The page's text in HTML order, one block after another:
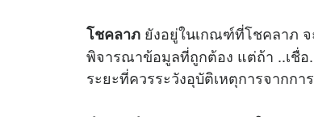
โชคลาภ ยังอยู่ในเกณฑ์ที่โชคลาภ
พิจารณาข้อมูลที่ถูกต้อง แต่ถ้า ..เชื่อ
ระยะที่ควรระวังอุบัติเหตุการจากก